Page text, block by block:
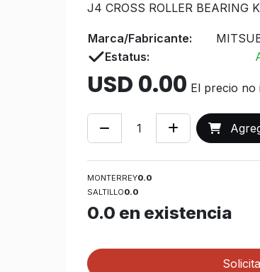
J4 CROSS ROLLER BEARING
Marca/Fabricante:
Estatus:
USD 0.00 El precio no
MONTERREY0.0
SALTILLO0.0
0.0 en existencia